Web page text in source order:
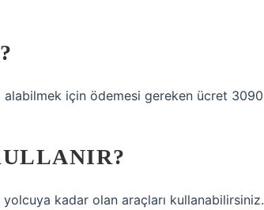
alabilmek için ödemesi gereken ücret 3090
yolcuya kadar olan araçları kullanabilirsiniz.